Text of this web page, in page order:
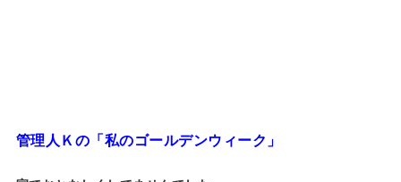
管理人Ｋの「私のゴールデンウィーク」